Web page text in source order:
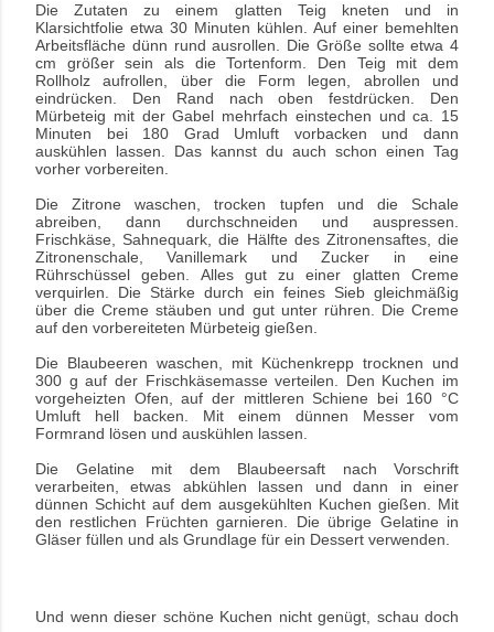
Die Zutaten zu einem glatten Teig kneten und in
Klarsichtfolie etwa 30 Minuten kühlen. Auf einer bemehlten
Arbeitsfläche dünn rund ausrollen. Die Größe sollte etwa 4
cm größer sein als die Tortenform. Den Teig mit dem
Rollholz aufrollen, über die Form legen, abrollen und
eindrücken. Den Rand nach oben festdrücken. Den
Mürbeteig mit der Gabel mehrfach einstechen und ca. 15
Minuten bei 180 Grad Umluft vorbacken und dann
auskühlen lassen. Das kannst du auch schon einen Tag
vorher vorbereiten.
Die Zitrone waschen, trocken tupfen und die Schale
abreiben, dann durchschneiden und aus­pressen.
Frischkäse, Sahnequark, die Hälfte des Zitro­nensaftes, die
Zitronenschale, Vanillemark und Zucker in eine
Rührschüssel geben. Alles gut zu einer glatten Creme
verquirlen. Die Stärke durch ein feines Sieb gleichmäßig
über die Creme stäuben und gut unter rühren. Die Creme
auf den vorbereiteten Mürbeteig gießen.
Die Blaubeeren waschen, mit Küchenkrepp trocknen und
300 g auf der Frischkäsemasse verteilen. Den Kuchen im
vorgeheizten Ofen, auf der mittleren Schiene bei 160 °C
Umluft hell backen. Mit einem dünnen Messer vom
Formrand lösen und auskühlen lassen.
Die Gelatine mit dem Blaubeersaft nach Vorschrift
verarbeiten, etwas abkühlen lassen und dann in einer
dünnen Schicht auf dem ausgekühlten Kuchen gießen. Mit
den restlichen Früchten garnieren. Die übrige Gelatine in
Gläser füllen und als Grundlage für ein Dessert verwenden.
Und wenn dieser schöne Kuchen nicht genügt, schau doch